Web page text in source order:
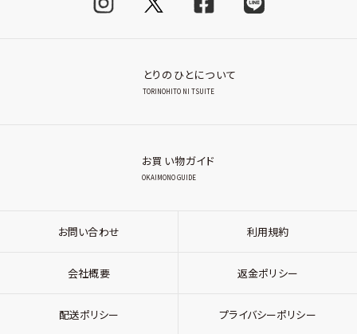
とりのひとについて
TORINOHITO NI TSUITE
お買い物ガイド
OKAIMONO GUIDE
お問い合わせ 利用規約
会社概要 返金ポリシー
配送ポリシー プライバシーポリシー